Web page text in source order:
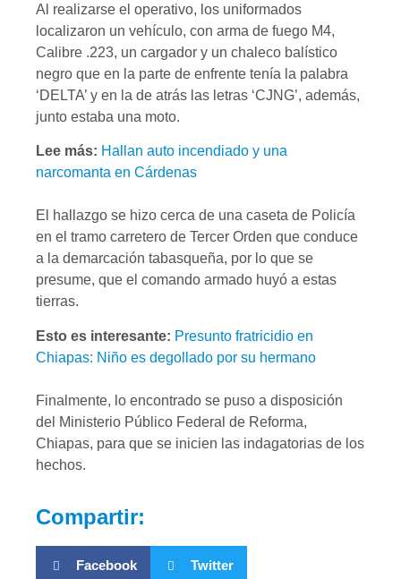
Al realizarse el operativo, los uniformados
localizaron un vehículo, con arma de fuego M4,
Calibre .223, un cargador y un chaleco balístico
negro que en la parte de enfrente tenía la palabra
‘DELTA’ y en la de atrás las letras ‘CJNG’, además,
junto estaba una moto.
Lee más: Hallan auto incendiado y una
narcomanta en Cárdenas
El hallazgo se hizo cerca de una caseta de Policía
en el tramo carretero de Tercer Orden que conduce
a la demarcación tabasqueña, por lo que se
presume, que el comando armado huyó a estas
tierras.
Esto es interesante: Presunto fratricidio en
Chiapas: Niño es degollado por su hermano
Finalmente, lo encontrado se puso a disposición
del Ministerio Público Federal de Reforma,
Chiapas, para que se inicien las indagatorias de los
hechos.
Compartir:
Facebook Twitter